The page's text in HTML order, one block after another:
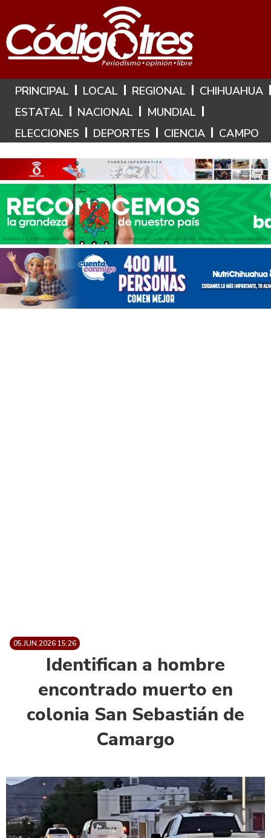
Hoy es: 7 de Agosto de 2026
PRINCIPAL LOCAL REGIONAL
CHIHUAHUA
ESTATAL
NACIONAL
MUNDIAL
ELECCIONES
DEPORTES CIENCIA CAMPO
05.JUN.2026 15:26
Identifican a hombre
encontrado muerto en
colonia San Sebastián de
Camargo